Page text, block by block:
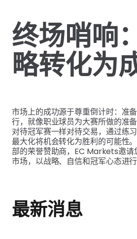
终场哨响
略转化为
市场上的成功源于尊重倒计时：准
行，就像职业球员为大赛所做的准
对待冠军赛一样对待交易，通过练
最大化将机会转化为胜利的可能性
部的荣誉赞助商，EC Markets邀请
市场，以战略、自信和冠军心态进行
最新消息